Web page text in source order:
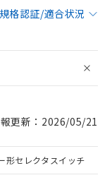
規格認証/適合状況
更新：2026/05/21
形セレクタスイッチ